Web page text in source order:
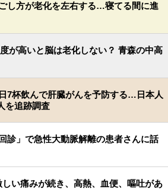
ごし方が老化を左右する…寝てる間に進
が高いと脳は老化しない？ 青森の中高
日7杯飲んで肝臓がんを予防する…日本人
を追跡調査
診」で急性大動脈解離の患者さんに話
しい痛みが続き、高熱、血便、嘔吐があ